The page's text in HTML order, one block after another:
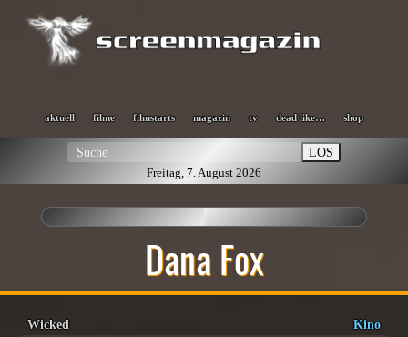
aktuell filme filmstarts magazin tv dead like… shop
LOS
Freitag, 7. August 2026
Dana Fox
Wicked
Kino